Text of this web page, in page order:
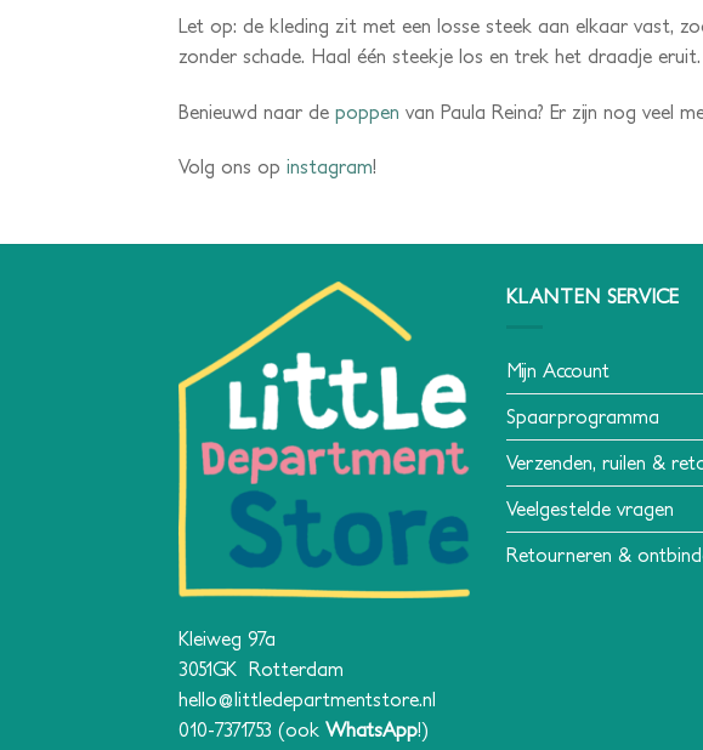
Let op: de kleding zit met een losse steek aan elkaar vast,
zonder schade. Haal één steekje los en trek het draadje eruit.
Benieuwd naar de poppen van Paula Reina? Er zijn nog veel
Volg ons op instagram!
Kleiweg 97a
3051GK Rotterdam
hello@littledepartmentstore.nl
010-7371753 (ook WhatsApp!)
KLANTEN SERVICE
Mijn Account
Spaarprogramma
Verzenden, ruilen &
Veelgestelde vragen
Retourneren &